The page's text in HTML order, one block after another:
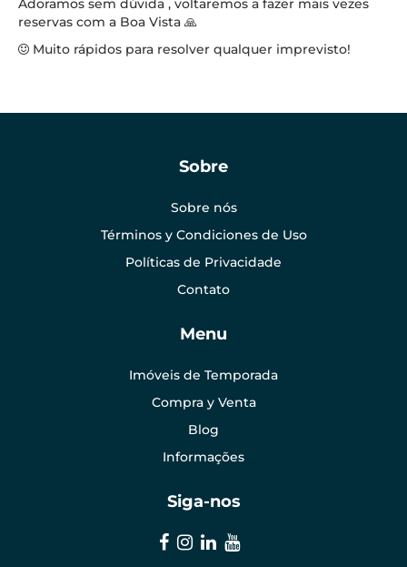
reservas com a Boa Vista 🙏
Muito rápidos para resolver qualquer imprevisto!
Sobre
Sobre nós
Términos y Condiciones de Uso
Políticas de Privacidade
Contato
Menu
Imóveis de Temporada
Compra y Venta
Blog
Informações
Siga-nos